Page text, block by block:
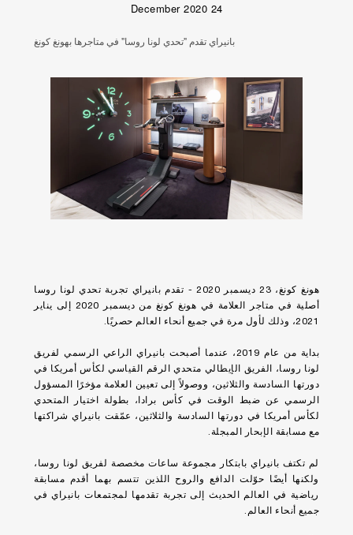
24 December 2020
بانيراي تقدم "تحدي لونا روسا" في متاجرها بهونغ كونغ
هونغ كونغ، 23 ديسمبر 2020 - تقدم بانيراي تجربة تحدي لونا روسا
أصلية في متاجر العلامة في هونغ كونغ من ديسمبر 2020 إلى يناير
2021، وذلك لأول مرة في جميع أنحاء العالم حصريًا.
بداية من عام 2019، عندما أصبحت بانيراي الراعي الرسمي لفريق
لونا روسا، الفريق الإيطالي متحدي الرقم القياسي لكأس أمريكا في
دورتها السادسة والثلاثين، ووصولاً إلى تعيين العلامة مؤخرًا المسؤول
الرسمي عن ضبط الوقت في كأس برادا، بطولة اختيار المتحدي
لكأس أمريكا في دورتها السادسة والثلاثين، عمّقت بانيراي شراكتها
مع مسابقة الإبحار المبجلة.
لم تكتف بانيراي بابتكار مجموعة ساعات مخصصة لفريق لونا روسا،
ولكنها أيضًا حوّلت الدافع والروح اللذين تتسم بهما أقدم مسابقة
رياضية في العالم الحديث إلى تجربة تقدمها لمجتمعات بانيراي في
جميع أنحاء العالم.